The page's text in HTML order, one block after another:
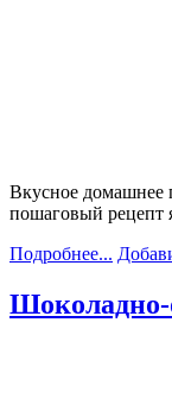
Вкусное домашнее
пошаговый рецепт
Подробнее...